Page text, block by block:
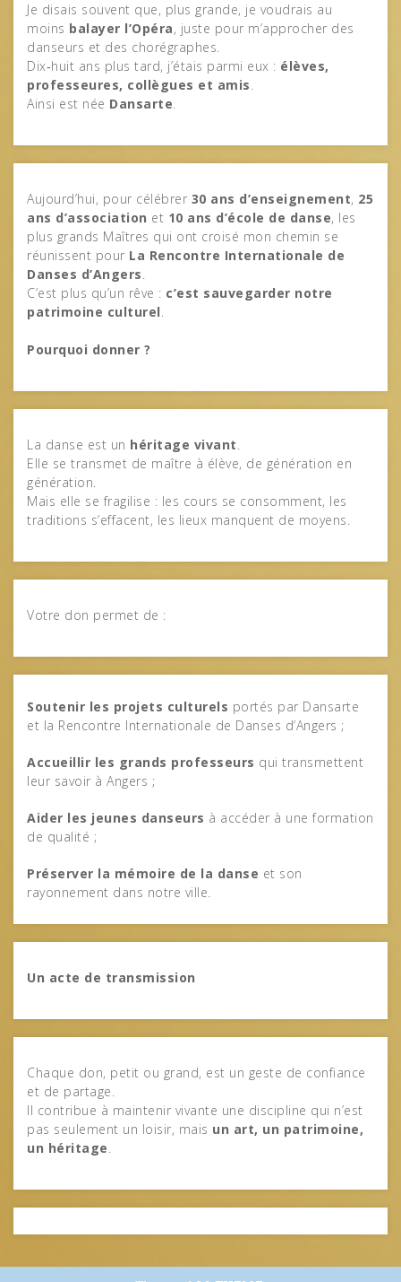
Je disais souvent que, plus grande, je voudrais au
moins balayer l’Opéra, juste pour m’approcher des
danseurs et des chorégraphes.
Dix‑huit ans plus tard, j’étais parmi eux : élèves,
professeures, collègues et amis.
Ainsi est née Dansarte.
Aujourd’hui, pour célébrer 30 ans d’enseignement, 25
ans d’association et 10 ans d’école de danse, les
plus grands Maîtres qui ont croisé mon chemin se
réunissent pour La Rencontre Internationale de
Danses d’Angers.
C’est plus qu’un rêve : c’est sauvegarder notre
patrimoine culturel.
Pourquoi donner ?
La danse est un héritage vivant.
Elle se transmet de maître à élève, de génération en
génération.
Mais elle se fragilise : les cours se consomment, les
traditions s’effacent, les lieux manquent de moyens.
Votre don permet de :
Soutenir les projets culturels portés par Dansarte
et la Rencontre Internationale de Danses d’Angers ;
Accueillir les grands professeurs qui transmettent
leur savoir à Angers ;
Aider les jeunes danseurs à accéder à une formation
de qualité ;
Préserver la mémoire de la danse et son
rayonnement dans notre ville.
Un acte de transmission
Chaque don, petit ou grand, est un geste de confiance
et de partage.
Il contribue à maintenir vivante une discipline qui n’est
pas seulement un loisir, mais un art, un patrimoine,
un héritage.